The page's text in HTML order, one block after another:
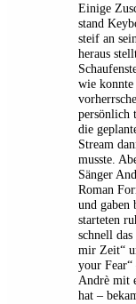
Einige
stand
steif an
heraus
wie konnte
persönlich
die
Stream
musste.
Sänger
Roman
und gaben
starteten
schnell
mir Zeit“
your Fear“
Andrè mit
hat –